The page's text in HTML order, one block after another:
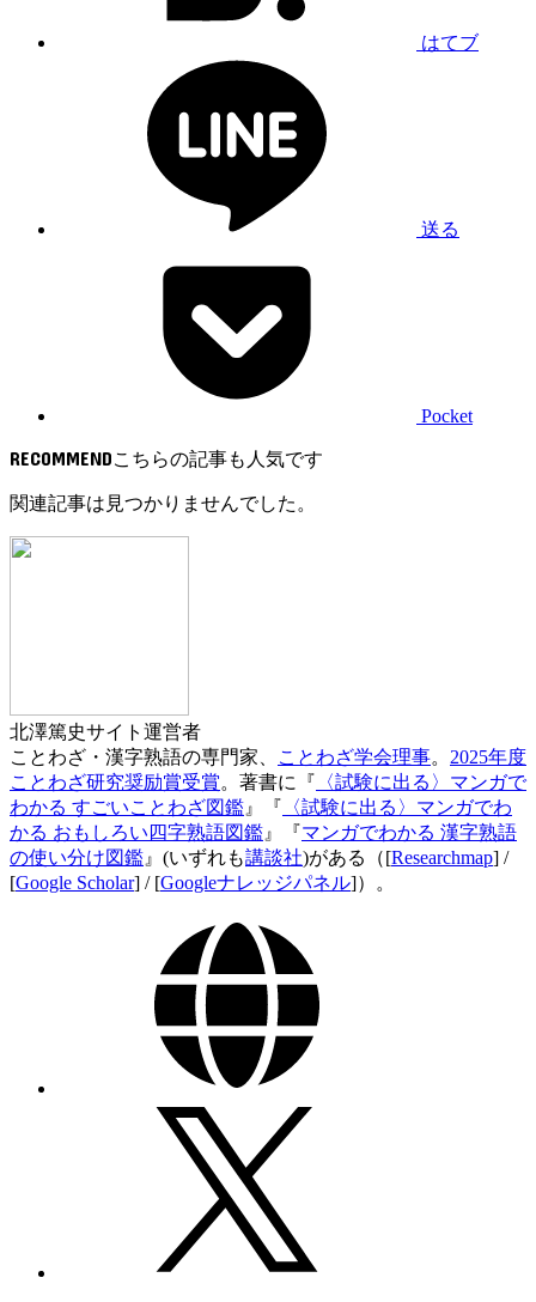
はてブ
送る
Pocket
RECOMMEND
関連記事は見つかりませんでした。
北澤篤史サイト運営者
ことわざ・漢字熟語の専門家、
ことわざ学会理事。 2025年度
ことわざ研究奨励賞受賞。著書に『 〈試験に出る〉マンガで
わかる すごいことわざ図鑑 』『 〈試験に出る〉マンガでわ
かる おもしろい四字熟語図鑑 』『マンガでわかる 漢字熟語
の使い分け図鑑 』(いずれも講談社)がある（[Researchmap] /
[Google Scholar] / [Googleナレッジパネル]）。